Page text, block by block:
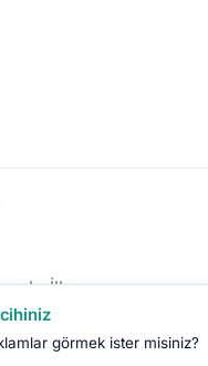
yok. İlk yorumu sen
görmek ister misiniz?